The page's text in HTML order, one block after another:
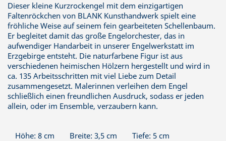
Dieser kleine Kurzrockengel mit dem einzigartigen
Faltenröckchen von BLANK Kunsthandwerk spielt eine
fröhliche Weise auf seinem fein gearbeiteten Schellenbaum.
Er begleitet damit das große Engelorchester, das in
aufwendiger Handarbeit in unserer Engelwerkstatt im
Erzgebirge entsteht. Die naturfarbene Figur ist aus
verschiedenen heimischen Hölzern hergestellt und wird in
ca. 135 Arbeitsschritten mit viel Liebe zum Detail
zusammengesetzt. Malerinnen verleihen dem Engel
schließlich einen freundlichen Ausdruck, sodass er jeden
allein, oder im Ensemble, verzaubern kann.
Höhe: 8 cm Breite: 3,5 cm Tiefe: 5 cm